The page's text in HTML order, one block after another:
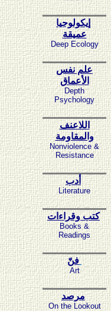
إيكولوجيا
عميقة
Deep Ecology
علم نفس
الأعماق
Depth
Psychology
اللاعنف
والمقاومة
Nonviolence &
Resistance
أدب
Literature
كتب وقراءات
Books &
Readings
فنّ
Art
مرصد
On the Lookout